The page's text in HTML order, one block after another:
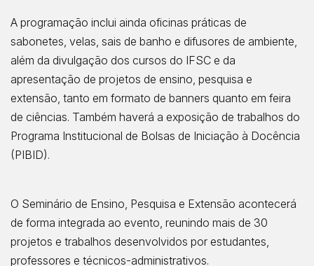
A programação inclui ainda oficinas práticas de
sabonetes, velas, sais de banho e difusores de ambiente,
além da divulgação dos cursos do IFSC e da
apresentação de projetos de ensino, pesquisa e
extensão, tanto em formato de banners quanto em feira
de ciências. Também haverá a exposição de trabalhos do
Programa Institucional de Bolsas de Iniciação à Docência
(PIBID).
O Seminário de Ensino, Pesquisa e Extensão acontecerá
de forma integrada ao evento, reunindo mais de 30
projetos e trabalhos desenvolvidos por estudantes,
professores e técnicos-administrativos.